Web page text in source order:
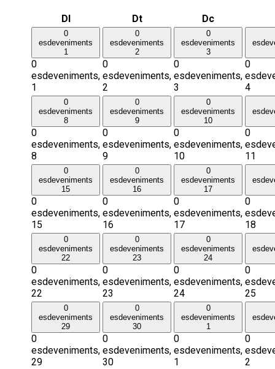
DlDilluns DtDimarts DcDimecres
0
esdeveniments
1
0
esdeveniments,
1
0
esdeveniments
2
0
esdeveniments,
2
0
esdeveniments
3
0
esdeveniments,
3
0
4
0
esdeveniments
8
0
esdeveniments,
8
0
esdeveniments
9
0
esdeveniments,
9
0
esdeveniments
10
0
esdeveniments,
10
0
11
0
esdeveniments
15
0
esdeveniments,
15
0
esdeveniments
16
0
esdeveniments,
16
0
esdeveniments
17
0
esdeveniments,
17
0
18
0
esdeveniments
22
0
esdeveniments,
22
0
esdeveniments
23
0
esdeveniments,
23
0
esdeveniments
24
0
esdeveniments,
24
0
25
0
esdeveniments
29
0
esdeveniments,
29
0
esdeveniments
30
0
esdeveniments,
30
0
esdeveniments
1
0
esdeveniments,
1
0
2